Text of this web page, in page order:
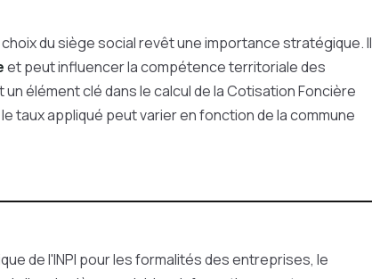
du siège social revêt une importance stratégique. Il
et peut influencer la compétence territoriale des
élément clé dans le calcul de la Cotisation Foncière
taux appliqué peut varier en fonction de la commune
de l'INPI pour les formalités des entreprises, le